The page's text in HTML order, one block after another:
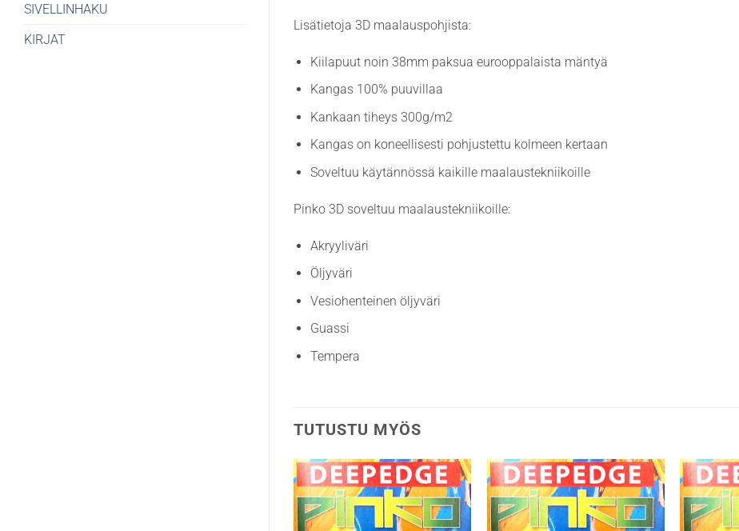
SIVELLINHAKU
KIRJAT
Lisätietoja 3D maalauspohjista:
Kiilapuut noin 38mm paksua eurooppalaista mäntyä
Kangas 100% puuvillaa
Kankaan tiheys 300g/m2
Kangas on koneellisesti pohjustettu kolmeen kertaan
Soveltuu käytännössä kaikille maalaustekniikoille
Pinko 3D soveltuu maalaustekniikoille:
Akryyliväri
Öljyväri
Vesiohenteinen öljyväri
Guassi
Tempera
TUTUSTU MYÖS